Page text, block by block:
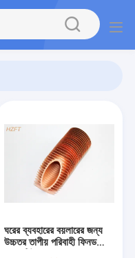
ঘরের ব্যবহারের বয়লারের জন্য
উচ্চতর তাপীয় পরিবাহী ফিনড